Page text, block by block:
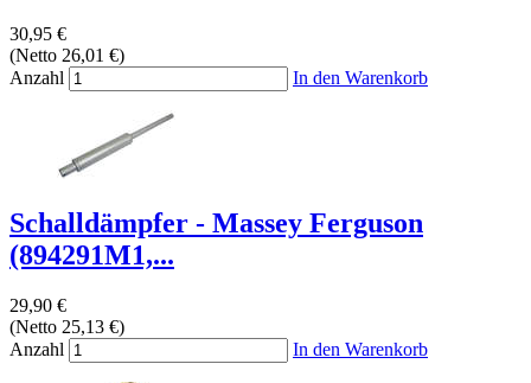
30,95 €
(Netto 26,01 €)
Anzahl
In den Warenkorb
Schalldämpfer - Massey Ferguson
(894291M1,...
29,90 €
(Netto 25,13 €)
Anzahl
In den Warenkorb